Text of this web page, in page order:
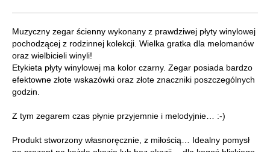
Muzyczny zegar ścienny wykonany z prawdziwej płyty winylowej
pochodzącej z rodzinnej kolekcji. Wielka gratka dla melomanów
oraz wielbicieli winyli!
Etykieta płyty winylowej ma kolor czarny. Zegar posiada bardzo
efektowne złote wskazówki oraz złote znaczniki poszczególnych
godzin.
Z tym zegarem czas płynie przyjemnie i melodyjnie… :-)
Produkt stworzony własnoręcznie, z miłością… Idealny pomysł